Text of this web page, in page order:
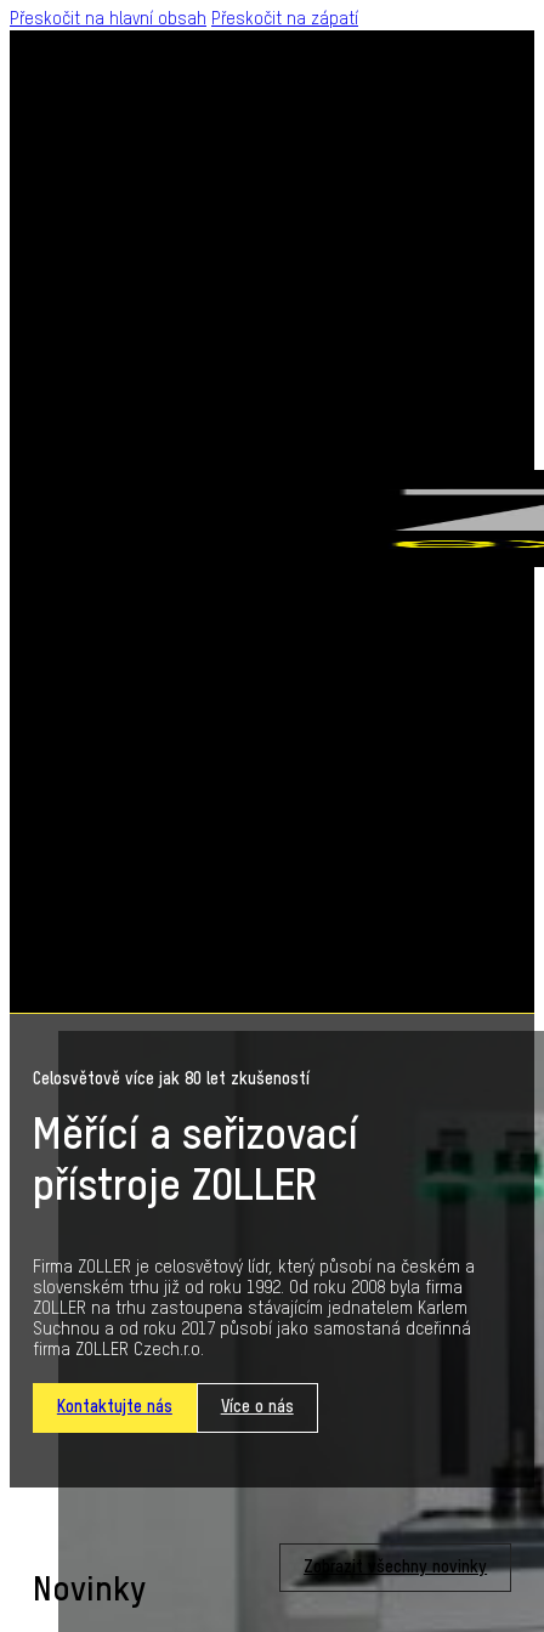
Přeskočit na hlavní obsah Přeskočit na zápatí
Celosvětově více jak 80 let zkušeností
Měřící a seřizovací
přístroje ZOLLER
Firma ZOLLER je celosvětový lídr, který působí na českém a
slovenském trhu již od roku 1992. Od roku 2008 byla firma
ZOLLER na trhu zastoupena stávajícím jednatelem Karlem
Suchnou a od roku 2017 působí jako samostaná dceřinná
firma ZOLLER Czech.r.o.
Kontaktujte nás Více o nás
Novinky
Zobrazit všechny novinky